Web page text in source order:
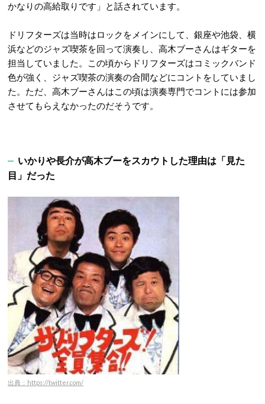
かなりの高給取りです」と話されています。
ドリフターズは当時はロックをメインにして、銀座や池袋、横
浜などのジャズ喫茶を回って演奏し、高木ブーさんはギターを
担当していました。この頃からドリフターズはコミックバンド
色が強く、ジャズ喫茶の演奏の合間などにコントをしていまし
た。ただ、高木ブーさんはこの頃は演奏専門でコントには参加
させてもらえなかったのだそうです。
いかりや長介が高木ブーをスカウトした理由は「見た
目」だった
出典：https://twitter.com/